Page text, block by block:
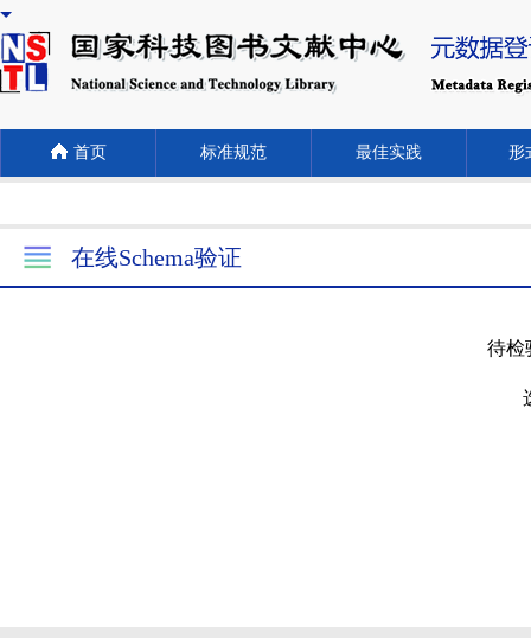
首页 标准规范 最佳实践 形
在线Schema验证
待检